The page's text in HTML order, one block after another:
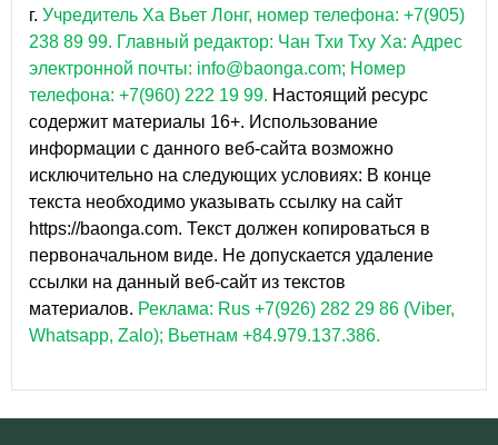
г. Учредитель Ха Вьет Лонг, номер телефона: +7(905)
238 89 99. Главный редактор: Чан Тхи Тху Ха: Адрес
электронной почты: info@baonga.com; Номер
телефона: +7(960) 222 19 99. Настоящий ресурс
содержит материалы 16+. Использование
информации с данного веб-сайта возможно
исключительно на следующих условиях: В конце
текста необходимо указывать ссылку на сайт
https://baonga.com. Текст должен копироваться в
первоначальном виде. Не допускается удаление
ссылки на данный веб-сайт из текстов
материалов. Реклама: Rus +7(926) 282 29 86 (Viber,
Whatsapp, Zalo); Вьетнам +84.979.137.386.